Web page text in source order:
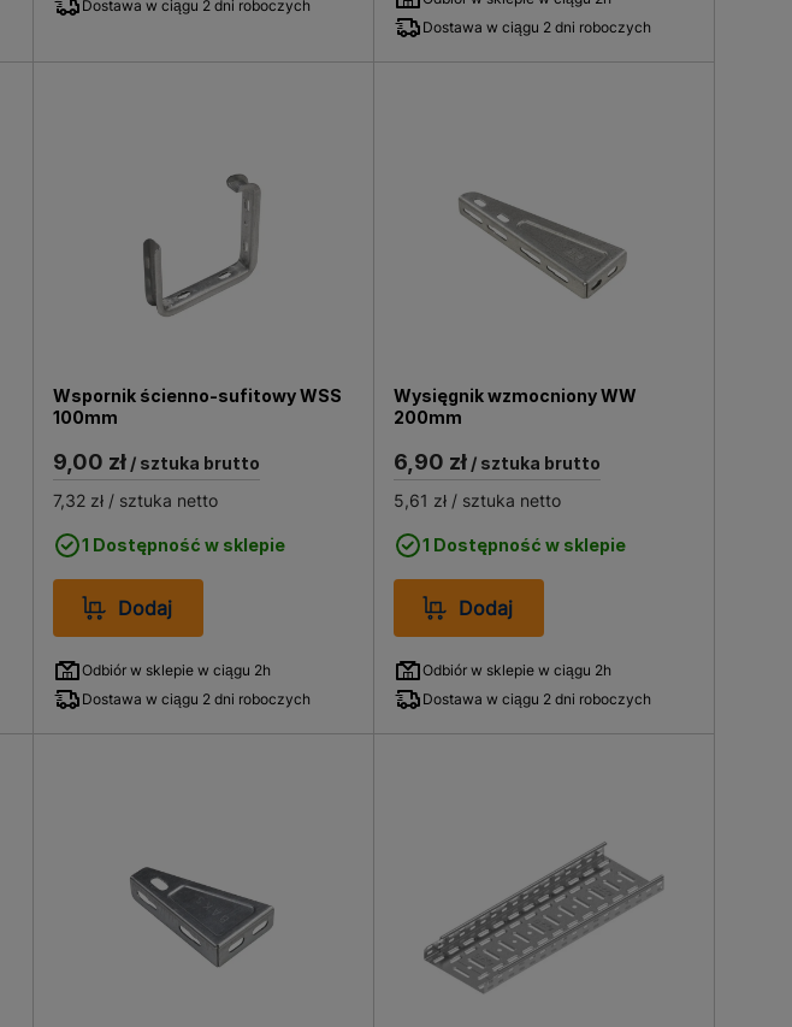
Dostawa w ciągu 2 dni roboczych
Dostawa w ciągu 2 dni roboczych
Wspornik ścienno-sufitowy WSS
100mm
9,00 zł/ sztuka brutto
7,32 zł/ sztuka netto
1 Dostępność w sklepie
Dodaj
Odbiór w sklepie w ciągu 2h
Dostawa w ciągu 2 dni roboczych
Wysięgnik wzmocniony WW
200mm
6,90 zł / sztuka brutto
5,61 zł / sztuka netto
1 Dostępność w sklepie
Dodaj
Odbiór w sklepie w ciągu 2h
Dostawa w ciągu 2 dni roboczych